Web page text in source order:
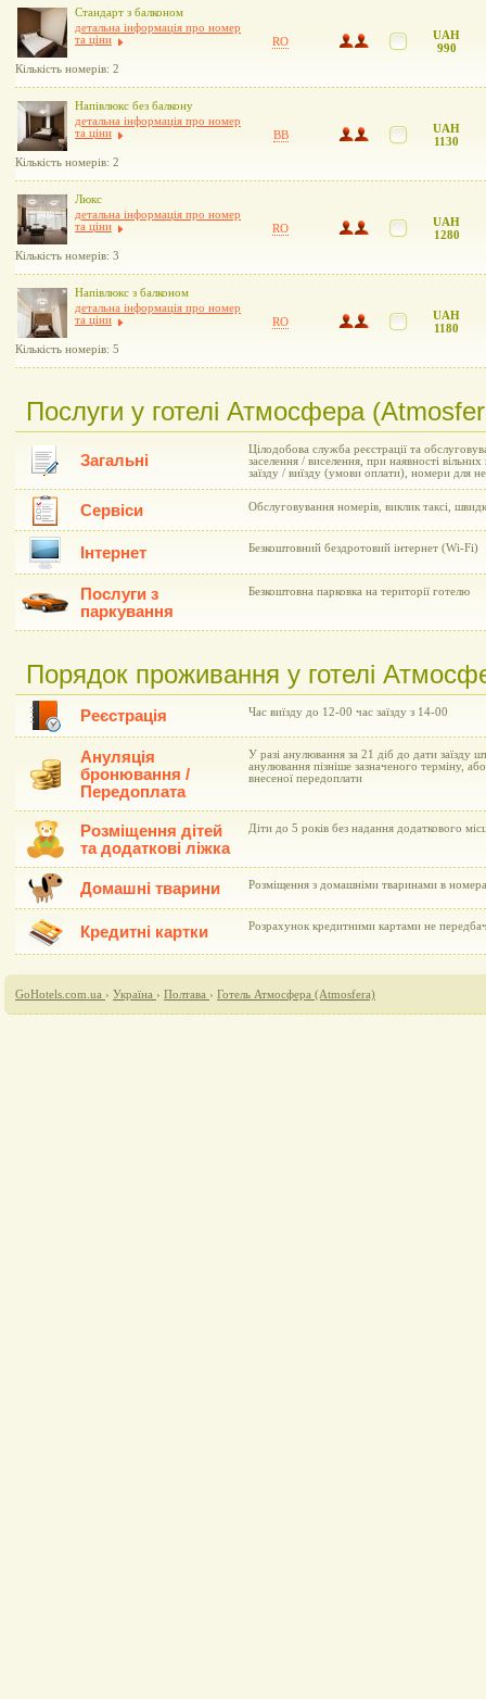
Стандарт з балконом
детальна інформація про номер
та ціни
Кількість номерів: 2
RO
UAH
990
Напівлюкс без балкону
детальна інформація про номер
та ціни
Кількість номерів: 2
BB
UAH
1130
Люкс
детальна інформація про номер
та ціни
Кількість номерів: 3
RO
UAH
1280
Напівлюкс з балконом
детальна інформація про номер
та ціни
Кількість номерів: 5
RO
UAH
1180
Послуги у готелі Атмосфера
Загальні
Цілодобова служба реєстрації та
заселення / виселення, при наявності
заїзду / виїзду (умови оплати), номери для
Сервіси Обслуговування номерів, виклик таксі,
Інтернет Безкоштовний бездротовий інтернет (Wi-Fi)
Послуги з
паркування
Безкоштовна парковка на території готелю
Порядок проживання у готелі
Реєстрація Час виїзду до 12-00 час заїзду з 14-00
Ануляція
бронювання /
Передоплата
У разі анулювання за 21 діб до дати заїзду
анулювання пізніше зазначеного терміну,
внесеної передоплати
Розміщення дітей
та додаткові ліжка
Діти до 5 років без надання додаткового
Домашні тварини Розміщення з домашніми тваринами в
Кредитні картки Розрахунок кредитними картами не
GoHotels.com.ua › Україна › Полтава › Готель Атмосфера (Atmosfera)